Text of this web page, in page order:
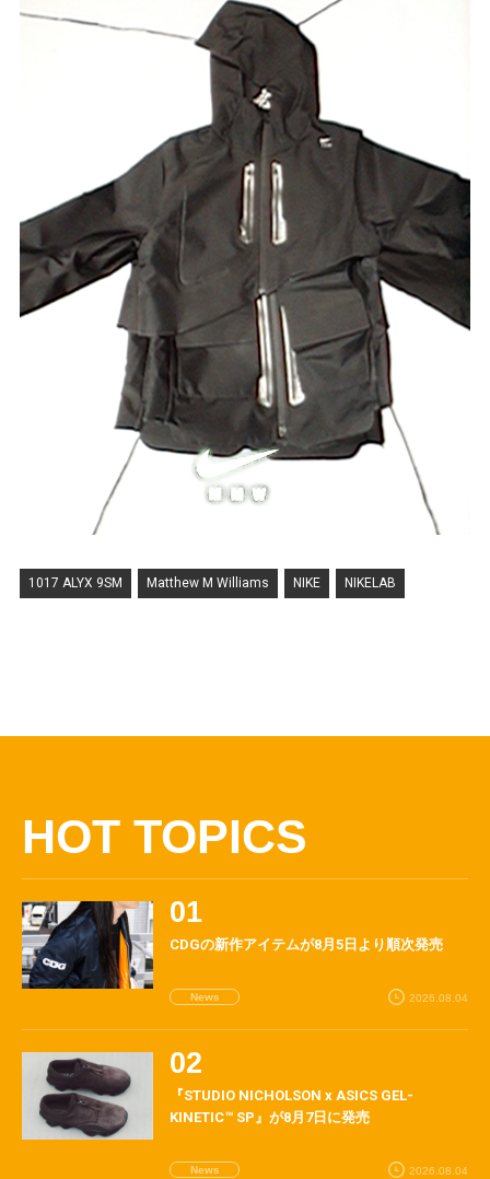
1017 ALYX 9SM Matthew M Williams NIKE NIKELAB
HOT TOPICS
CDGの新作アイテムが8月5日より順次発売
News 2026.08.04
『STUDIO NICHOLSON x ASICS GEL-
KINETIC™ SP』が8月7日に発売
News 2026.08.04